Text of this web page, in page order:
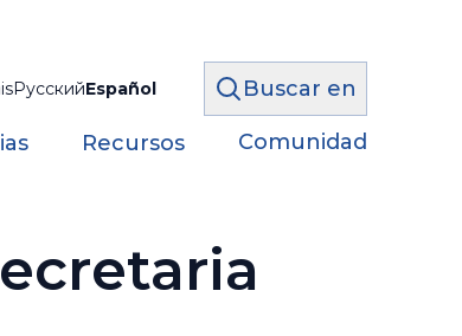
РусскийEspañol Buscar en
Recursos Comunidad